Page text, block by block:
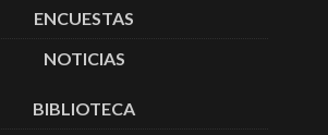
ENCUESTAS
NOTICIAS
BIBLIOTECA